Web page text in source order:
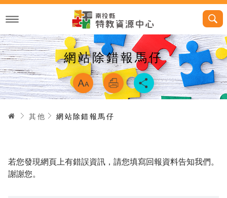
跳
主
內
容
網站除錯報馬仔 略過字型切換
首頁其他 網站除錯報馬仔
若您發現網頁上有錯誤資訊，請您填寫回報資料告知我們。
謝謝您。